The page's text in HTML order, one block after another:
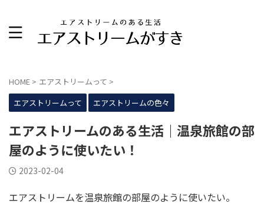
HOME > エアストリームって >
エアストリームって
エアストリームの色々
エアストリームのある生活｜温泉旅館の部
屋のように使いたい！
2023-02-04
エアストリームを温泉旅館の部屋のように使いたい。